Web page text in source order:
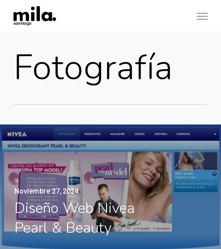
Fotografía
Noviembre 27, 2024
Diseño Web Nivea
Pearl & Beauty